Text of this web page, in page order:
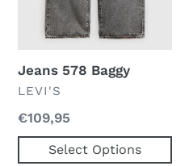
Jeans 578 Baggy
VERKOPER
LEVI'S
Normale
prijs
€109,95
Select Options